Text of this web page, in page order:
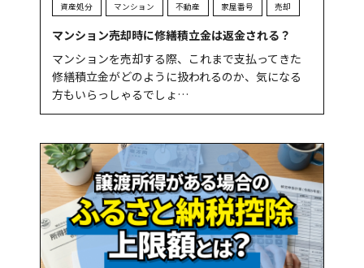
資産処分 マンション 不動産 家屋番号 売却
マンション売却時に修繕積立金は返金される？
マンションを売却する際、これまで支払ってきた
修繕積立金がどのように扱われるのか、気になる
方もいらっしゃるでしょ…